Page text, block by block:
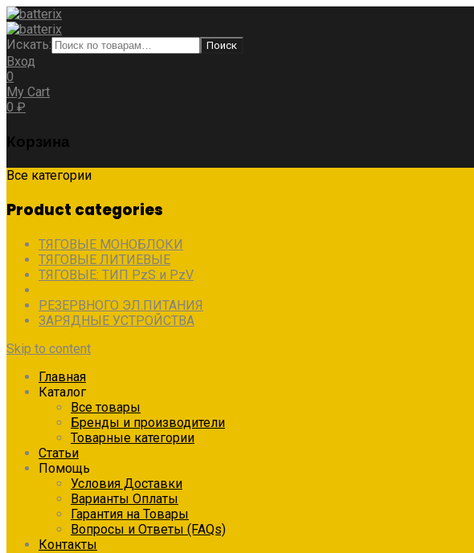
Искать: Поиск
Вход
0
My Cart
0 ₽
Корзина
Все категории
Product categories
ТЯГОВЫЕ МОНОБЛОКИ
ТЯГОВЫЕ ЛИТИЕВЫЕ
ТЯГОВЫЕ: ТИП PzS и PzV
РЕЗЕРВНОГО ЭЛ.ПИТАНИЯ
ЗАРЯДНЫЕ УСТРОЙСТВА
Skip to content
Главная
Каталог
Все товары
Бренды и производители
Товарные категории
Статьи
Помощь
Условия Доставки
Варианты Оплаты
Гарантия на Товары
Вопросы и Ответы (FAQs)
Контакты